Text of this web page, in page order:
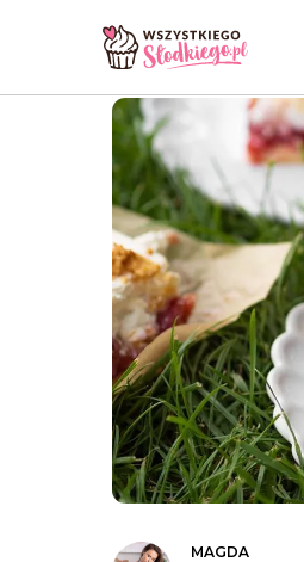
Strona główna Przepisy
MAGDA